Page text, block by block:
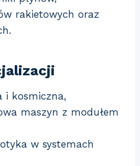
rakietowych oraz
i kosmiczna,
maszyn z modułem
w systemach